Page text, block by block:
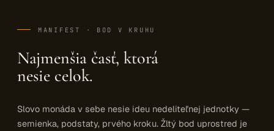
MANIFEST · BOD V KRUHU
Najmenšia časť, ktorá
nesie celok.
Slovo monáda v sebe nesie ideu nedeliteľnej jednotky —
semienka, podstaty, prvého kroku. Žltý bod uprostred je